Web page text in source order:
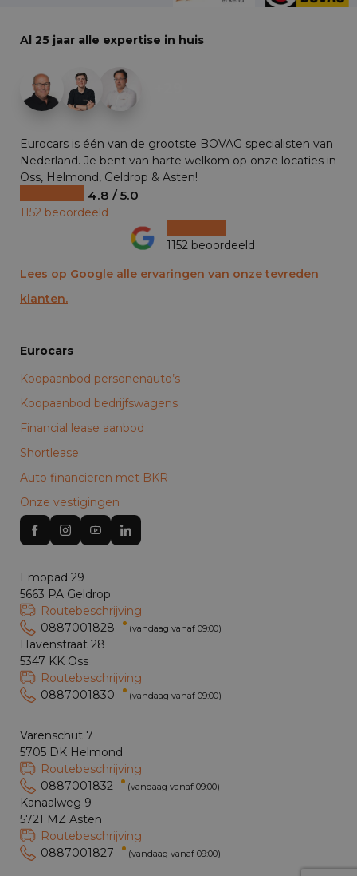
Al 25 jaar alle expertise in huis
Eurocars is één van de grootste BOVAG specialisten van
Nederland. Je bent van harte welkom op onze locaties in
Oss, Helmond, Geldrop & Asten!
4.8 / 5.0
1152 beoordeeld
1152 beoordeeld
Lees op Google alle ervaringen van onze tevreden
klanten.
Eurocars
Koopaanbod personenauto’s
Koopaanbod bedrijfswagens
Financial lease aanbod
Shortlease
Auto financieren met BKR
Onze vestigingen
Emopad 29
5663 PA Geldrop
Routebeschrijving
0887001828
(vandaag vanaf 09:00)
Havenstraat 28
5347 KK Oss
Routebeschrijving
0887001830
(vandaag vanaf 09:00)
Varenschut 7
5705 DK Helmond
Routebeschrijving
0887001832
(vandaag vanaf 09:00)
Kanaalweg 9
5721 MZ Asten
Routebeschrijving
0887001827
(vandaag vanaf 09:00)